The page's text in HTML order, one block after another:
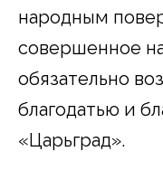
народным
совершенное
обязательно
благодатью и
«Царьград».